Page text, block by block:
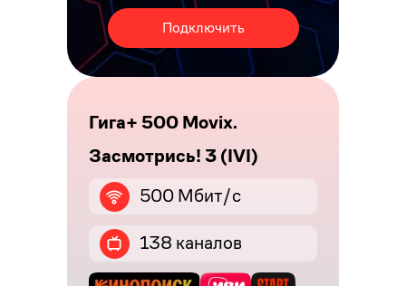
Подключить
Гига+ 500 Movix.
Засмотрись! 3 (IVI)
500 Мбит/с
138 каналов